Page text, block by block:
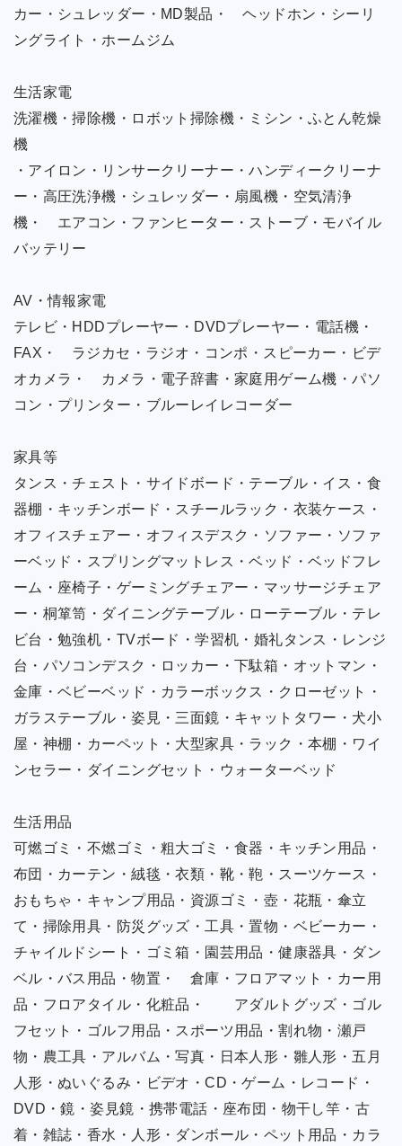
カー・シュレッダー・MD製品・ ヘッドホン・シーリ
ングライト・ホームジム
生活家電
洗濯機・掃除機・ロボット掃除機・ミシン・ふとん乾燥
機
・アイロン・リンサークリーナー・ハンディークリーナ
ー・高圧洗浄機・シュレッダー・扇風機・空気清浄
機・ エアコン・ファンヒーター・ストーブ・モバイル
バッテリー
AV・情報家電
テレビ・HDDプレーヤー・DVDプレーヤー・電話機・
FAX・ ラジカセ・ラジオ・コンポ・スピーカー・ビデ
オカメラ・ カメラ・電子辞書・家庭用ゲーム機・パソ
コン・プリンター・ブルーレイレコーダー
家具等
タンス・チェスト・サイドボード・テーブル・イス・食
器棚・キッチンボード・スチールラック・衣装ケース・
オフィスチェアー・オフィスデスク・ソファー・ソファ
ーベッド・スプリングマットレス・ベッド・ベッドフレ
ーム・座椅子・ゲーミングチェアー・マッサージチェア
ー・桐箪笥・ダイニングテーブル・ローテーブル・テレ
ビ台・勉強机・TVボード・学習机・婚礼タンス・レンジ
台・パソコンデスク・ロッカー・下駄箱・オットマン・
金庫・ベビーベッド・カラーボックス・クローゼット・
ガラステーブル・姿見・三面鏡・キャットタワー・犬小
屋・神棚・カーペット・大型家具・ラック・本棚・ワイ
ンセラー・ダイニングセット・ウォーターベッド
生活用品
可燃ゴミ・不燃ゴミ・粗大ゴミ・食器・キッチン用品・
布団・カーテン・絨毯・衣類・靴・鞄・スーツケース・
おもちゃ・キャンプ用品・資源ゴミ・壺・花瓶・傘立
て・掃除用具・防災グッズ・工具・置物・ベビーカー・
チャイルドシート・ゴミ箱・園芸用品・健康器具・ダン
ベル・バス用品・物置・ 倉庫・フロアマット・カー用
品・フロアタイル・化粧品・ アダルトグッズ・ゴル
フセット・ゴルフ用品・スポーツ用品・割れ物・瀬戸
物・農工具・アルバム・写真・日本人形・雛人形・五月
人形・ぬいぐるみ・ビデオ・CD・ゲーム・レコード・
DVD・鏡・姿見鏡・携帯電話・座布団・物干し竿・古
着・雑誌・香水・人形・ダンボール・ペット用品・カラ